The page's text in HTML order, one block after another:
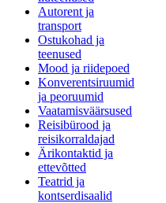
Autorent ja
transport
Ostukohad ja
teenused
Mood ja riidepoed
Konverentsiruumid
ja peoruumid
Vaatamisväärsused
Reisibürood ja
reisikorraldajad
Ärikontaktid ja
ettevõtted
Teatrid ja
kontserdisaalid